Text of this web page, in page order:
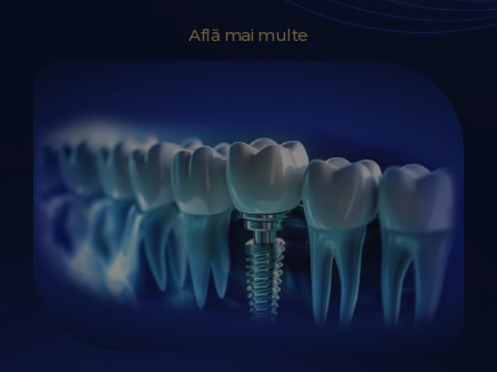
Află mai multe